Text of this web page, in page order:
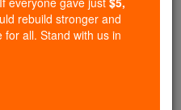
⌄
von Jojakim, den
rebuild stronger and
all. Stand with us in